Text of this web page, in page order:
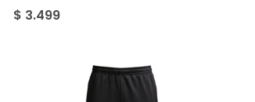
$ 3.499